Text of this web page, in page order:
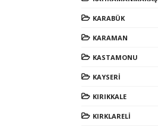
KARABÜK
KARAMAN
KASTAMONU
KAYSERİ
KIRIKKALE
KIRKLARELİ